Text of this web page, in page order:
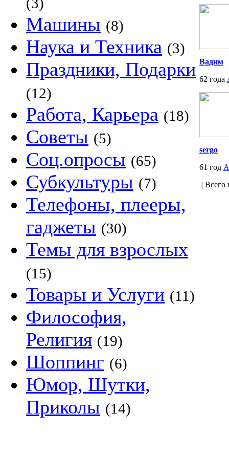
Машины (8)
Наука и Техника (3)
Праздники, Подарки
(12)
Работа, Карьера (18)
Советы (5)
Соц.опросы (65)
Субкультуры (7)
Телефоны, плееры,
гаджеты (30)
Темы для взрослых
(15)
Товары и Услуги (11)
Философия,
Религия (19)
Шоппинг (6)
Юмор, Шутки,
Приколы (14)
Вадим
62 года
sergo
61 год
| Всего